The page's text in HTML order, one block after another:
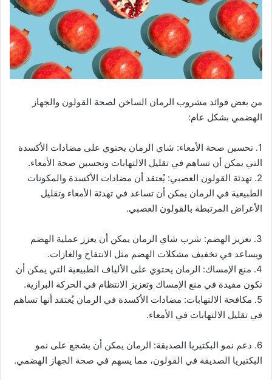
من بعض فوائد مشروب الرمان الساخن لصحة القولون والجهاز
الهضمي بشكل عام:
1. تحسين صحة الأمعاء: شاي الرمان يحتوي على مضادات الأكسدة
التي يمكن أن تساهم في تقليل الالتهابات وتحسين صحة الأمعاء.
2. تهدئة القولون العصبي: يُعتقد أن مضادات الأكسدة والمكونات
الطبيعية في الرمان يمكن أن تساعد في تهدئة الأمعاء وتقليل
الأعراض المرتبطة بالقولون العصبي.
3. تعزيز الهضم: شرب شاي الرمان يمكن أن يعزز عملية الهضم
ويساعد في تخفيف مشكلات الهضم مثل الانتفاخ والغازات.
4. منع الإمساك: الرمان يحتوي على الألياف الطبيعية التي يمكن أن
تكون مفيدة في منع الإمساك وتعزيز الانتظام في الحركة البرازية.
5. مكافحة الالتهابات: مضادات الأكسدة في الرمان يُعتقد أنها تساهم
في تقليل الالتهابات في الأمعاء.
6. دعم نمو البكتيريا الصديقة: الرمان يمكن أن يشجع على نمو
البكتيريا الصديقة في القولون، مما يسهم في صحة الجهاز الهضمي.